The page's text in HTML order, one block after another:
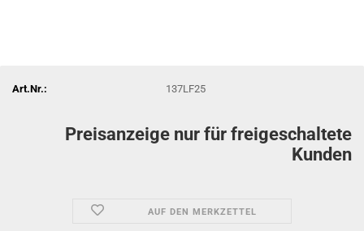
Art.Nr.: 137LF25
Preisanzeige nur für freigeschaltete
Kunden
AUF DEN MERKZETTEL